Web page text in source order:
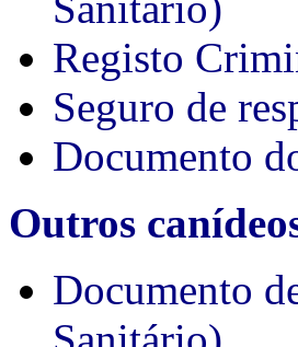
Registo
Seguro de
Documento
Outros
Documento